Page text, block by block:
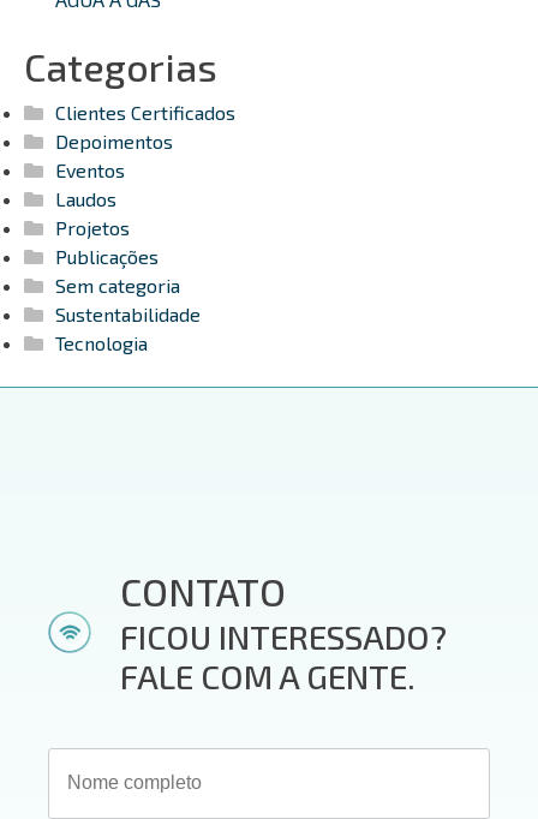
Categorias
Clientes Certificados
Depoimentos
Eventos
Laudos
Projetos
Publicações
Sem categoria
Sustentabilidade
Tecnologia
CONTATO
FICOU INTERESSADO?
FALE COM A GENTE.